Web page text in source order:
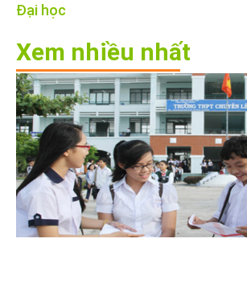
Đại học
Xem nhiều nhất